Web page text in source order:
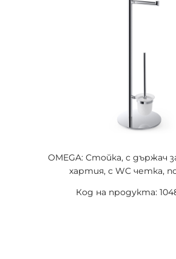
OMEGA: Стойка, с държач
хартия, с WC четка,
Код на продукта: